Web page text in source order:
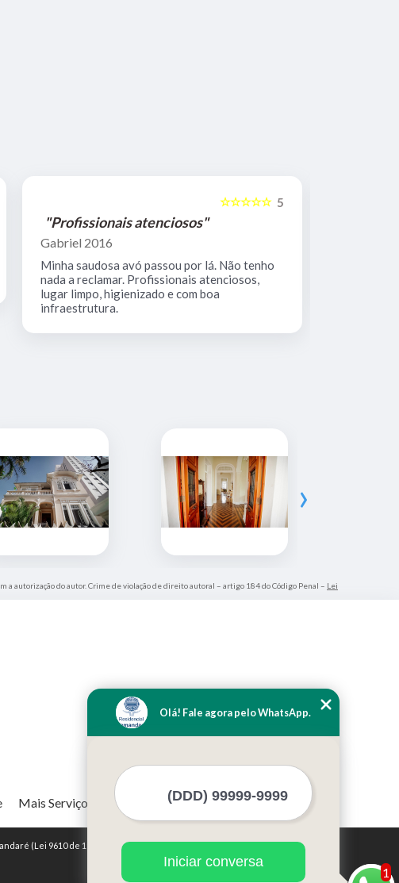
5
☆☆☆☆☆
"Profissionais atenciosos"
Gabriel 2016
Minha saudosa avó passou por lá. Não tenho
nada a reclamar. Profissionais atenciosos,
lugar limpo, higienizado e com boa
infraestrutura.
›
autorização do autor. Crime de violação de direito autoral – artigo 184 do Código Penal – Lei
Mais Serviços
(Lei 9610 de 19/02/1998)
1
Olá! Fale agora pelo WhatsApp.
Iniciar conversa